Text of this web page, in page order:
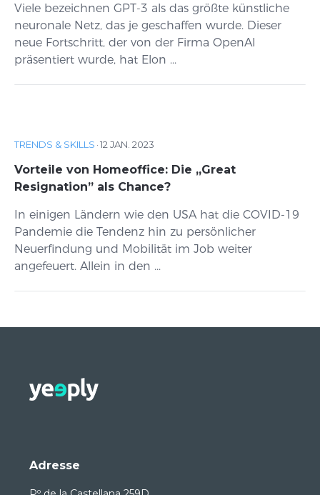
Viele bezeichnen GPT-3 als das größte künstliche
neuronale Netz, das je geschaffen wurde. Dieser
neue Fortschritt, der von der Firma OpenAI
präsentiert wurde, hat Elon ...
TRENDS & SKILLS ·12 JAN. 2023
Vorteile von Homeoffice: Die „Great
Resignation” als Chance?
In einigen Ländern wie den USA hat die COVID-19
Pandemie die Tendenz hin zu persönlicher
Neuerfindung und Mobilität im Job weiter
angefeuert. Allein in den ...
Adresse